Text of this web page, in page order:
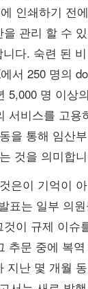
인쇄하기 전
관리 할 수
다. 숙련 된
서 250 명의
5,000 명 이상
서비스를 고용
을 통해 임산
것을 의미합
은이 기억이
표는 일부 의
이 규제 이슈
추문 중에 복
난 몇 개월